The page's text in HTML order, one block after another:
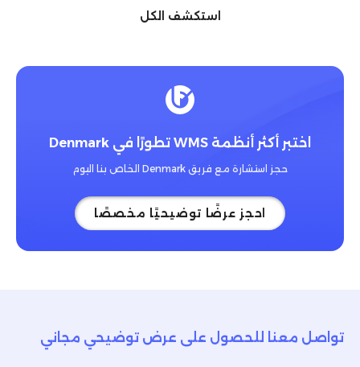
استكشف الكل
اختبر أكثر أنظمة WMS تطورًا في Denmark
حجز استشارة مع فريق Denmark الخاص بنا اليوم
احجز عرضًا توضيحيًا مخصصًا
تواصل معنا للحصول على عرض توضيحي مجاني